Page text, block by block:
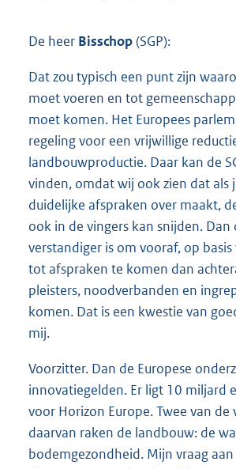
De heer Bisschop(SGP):
Dat zou typisch een punt zijn
moet voeren en tot
moet komen. Het Europees
regeling voor een vrijwillige
landbouwproductie. Daar kan de
vinden, omdat wij ook zien dat als
duidelijke afspraken over maakt,
ook in de vingers kan snijden.
verstandiger is om vooraf, op
tot afspraken te komen dan
pleisters, noodverbanden en
komen. Dat is een kwestie van
mij.
Voorzitter. Dan de Europese
innovatiegelden. Er ligt 10 miljard
voor Horizon Europe. Twee van de
daarvan raken de landbouw: de
bodemgezondheid. Mijn vraag